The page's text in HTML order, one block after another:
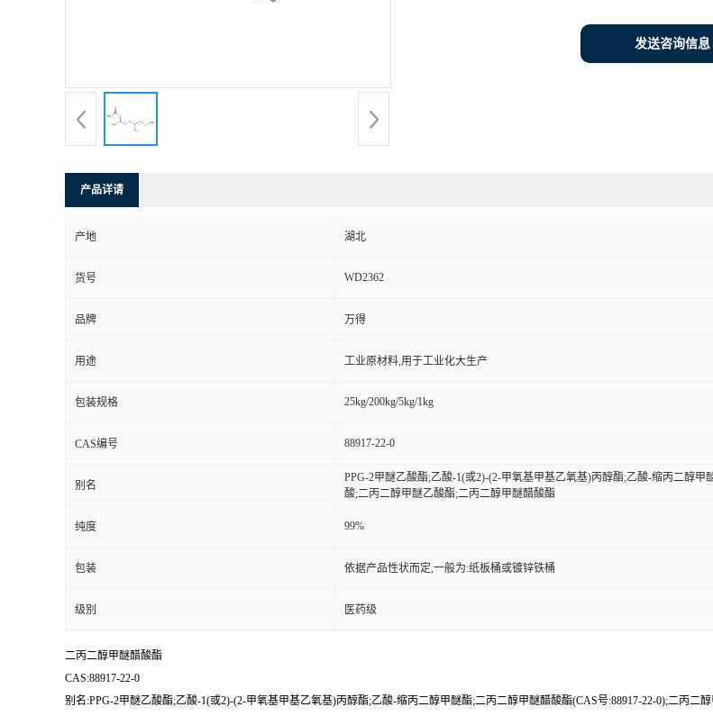
发送咨询信息
产品详请
产地 湖北
货号 WD2362
品牌 万得
用途 工业原材料,用于工业化大生产
包装规格 25kg/200kg/5kg/1kg
CAS编号 88917-22-0
别名
PPG-2甲醚乙酸酯;乙酸-1(或2)-(2-甲氧基甲基乙氧基)丙醇酯;乙酸-缩丙二醇
酸;二丙二醇甲醚乙酸酯;二丙二醇甲醚醋酸酯
纯度 99%
包装 依据产品性状而定,一般为:纸板桶或镀锌铁桶
级别 医药级
二丙二醇甲醚醋酸酯
CAS:88917-22-0
别名:PPG-2甲醚乙酸酯;乙酸-1(或2)-(2-甲氧基甲基乙氧基)丙醇酯;乙酸-缩丙二醇甲醚酯;二丙二醇甲醚醋酸酯(CAS号:88917-22-0);二丙